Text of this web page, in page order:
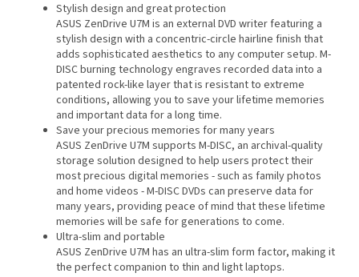
Stylish design and great protection
ASUS ZenDrive U7M is an external DVD writer featuring a
stylish design with a concentric-circle hairline finish that
adds sophisticated aesthetics to any computer setup. M-
DISC burning technology engraves recorded data into a
patented rock-like layer that is resistant to extreme
conditions, allowing you to save your lifetime memories
and important data for a long time.
Save your precious memories for many years
ASUS ZenDrive U7M supports M-DISC, an archival-quality
storage solution designed to help users protect their
most precious digital memories - such as family photos
and home videos - M-DISC DVDs can preserve data for
many years, providing peace of mind that these lifetime
memories will be safe for generations to come.
Ultra-slim and portable
ASUS ZenDrive U7M has an ultra-slim form factor, making it
the perfect companion to thin and light laptops.